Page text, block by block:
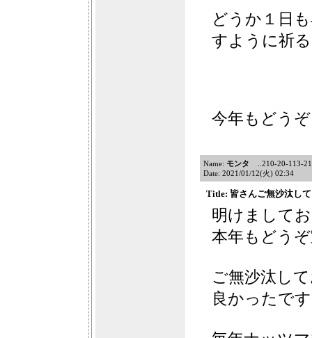
どうか１日
すように祈
今年もどう
Name: モンタ ..210-20-113-
Date: 2021/01/12(火) 02:34
Title: 皆さんご無沙汰し
明けまして
本年もどう
ご無沙汰し
良かったで